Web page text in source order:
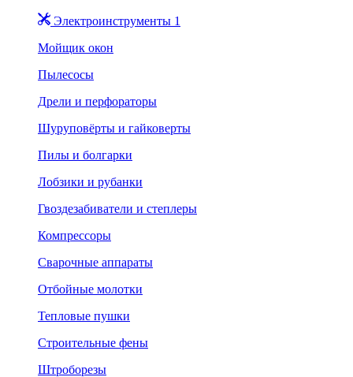
Электроинструменты 1
Мойщик окон
Пылесосы
Дрели и перфораторы
Шуруповёрты и гайковерты
Пилы и болгарки
Лобзики и рубанки
Гвоздезабиватели и степлеры
Компрессоры
Сварочные аппараты
Отбойные молотки
Тепловые пушки
Строительные фены
Штроборезы